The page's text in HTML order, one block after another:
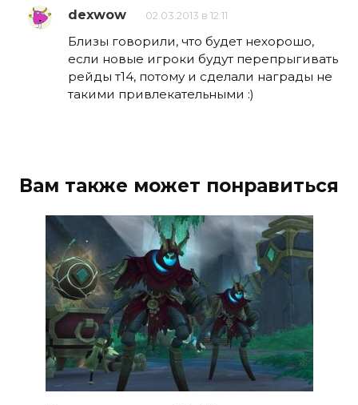
dexwow 02.03.2013 в 12:11
Близы говорили, что будет нехорошо,
если новые игроки будут перепрыгивать
рейды т14, потому и сделали награды не
такими привлекательными :)
Вам также может понравиться